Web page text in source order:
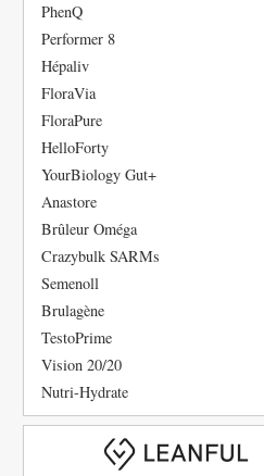
PhenQ
Performer 8
Hépaliv
FloraVia
FloraPure
HelloForty
YourBiology Gut+
Anastore
Brûleur Oméga
Crazybulk SARMs
Semenoll
Brulagène
TestoPrime
Vision 20/20
Nutri-Hydrate